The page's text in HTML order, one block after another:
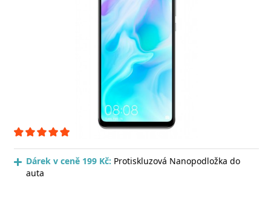
Dárek v ceně 199 Kč: Protiskluzová Nanopodložka do
auta